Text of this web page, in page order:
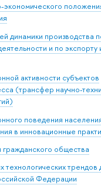
динамики производства
и по экспорту
активности субъектов
(трансфер научно-
поведения
в инновационные
общества
технологических трендов
Федерации